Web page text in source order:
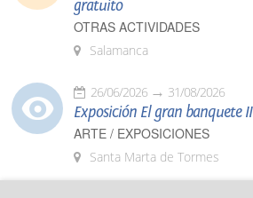
gratuito
OTRAS ACTIVIDADES
Salamanca
26/06/2026 31/08/2026
Exposición El gran banquete II
ARTE / EXPOSICIONES
Santa Marta de Tormes